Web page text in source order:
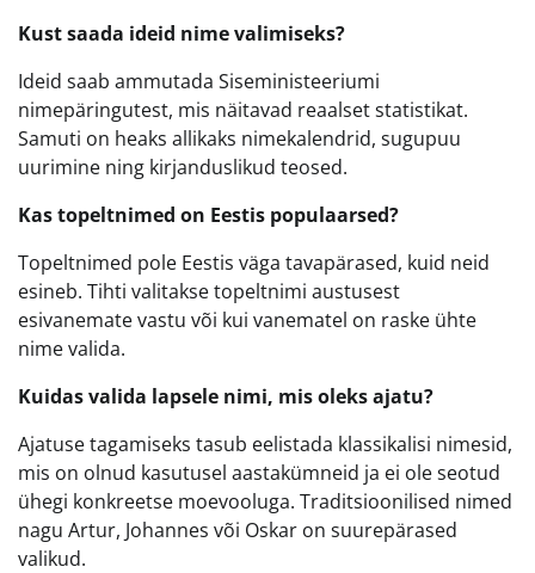
Kust saada ideid nime valimiseks?
Ideid saab ammutada Siseministeeriumi
nimepäringutest, mis näitavad reaalset statistikat.
Samuti on heaks allikaks nimekalendrid, sugupuu
uurimine ning kirjanduslikud teosed.
Kas topeltnimed on Eestis populaarsed?
Topeltnimed pole Eestis väga tavapärased, kuid neid
esineb. Tihti valitakse topeltnimi austusest
esivanemate vastu või kui vanematel on raske ühte
nime valida.
Kuidas valida lapsele nimi, mis oleks ajatu?
Ajatuse tagamiseks tasub eelistada klassikalisi nimesid,
mis on olnud kasutusel aastakümneid ja ei ole seotud
ühegi konkreetse moevooluga. Traditsioonilised nimed
nagu Artur, Johannes või Oskar on suurepärased
valikud.